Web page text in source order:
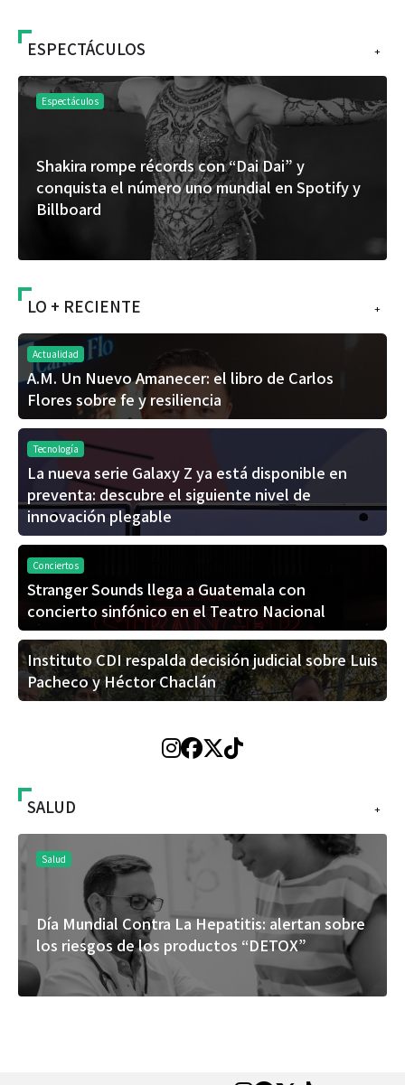
+
ESPECTÁCULOS
Espectáculos
Shakira rompe récords con “Dai Dai” y
conquista el número uno mundial en Spotify y
Billboard
+
LO + RECIENTE
Actualidad
A.M. Un Nuevo Amanecer: el libro de Carlos
Flores sobre fe y resiliencia
Tecnología
La nueva serie Galaxy Z ya está disponible en
preventa: descubre el siguiente nivel de
innovación plegable
Conciertos
Stranger Sounds llega a Guatemala con
concierto sinfónico en el Teatro Nacional
Instituto CDI respalda decisión judicial sobre Luis
Pacheco y Héctor Chaclán
+
SALUD
Salud
Día Mundial Contra La Hepatitis: alertan sobre
los riesgos de los productos “DETOX”